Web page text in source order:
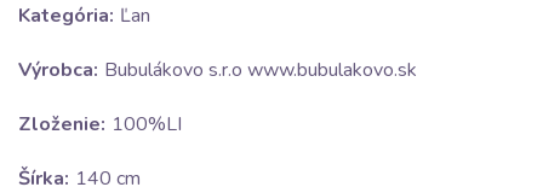
Kategória: Ľan
Výrobca: Bubulákovo s.r.o www.bubulakovo.sk
Zloženie: 100%LI
Šírka: 140 cm